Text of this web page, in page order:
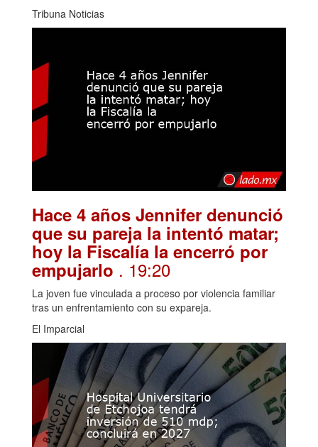
Tribuna Noticias
Hace 4 años Jennifer denunció
que su pareja la intentó matar;
hoy la Fiscalía la encerró por
empujarlo . 19:20
La joven fue vinculada a proceso por violencia familiar
tras un enfrentamiento con su expareja.
El Imparcial